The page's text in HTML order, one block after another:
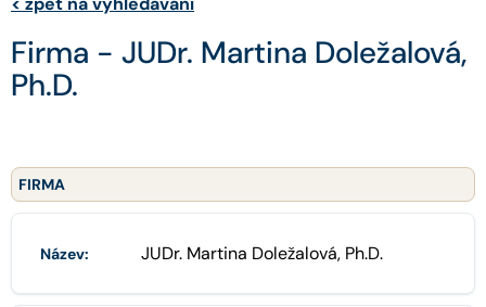
DOMŮ
AKTUALITY
PRO VEŘEJNOST
Firma - JUDr. Martina Doležalová,
Ph.D.
FIRMA
Název: JUDr. Martina Doležalová, Ph.D.